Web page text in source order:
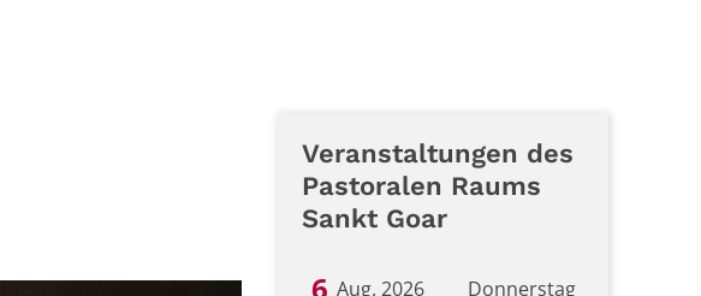
Veranstaltungen des
Pastoralen Raums
Sankt Goar
Donnerstag
Aug. 2026